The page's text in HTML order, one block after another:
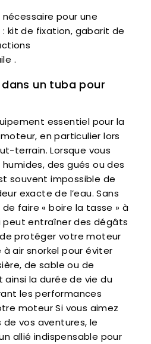
pour une
kit de fixation, gabarit de
.
un tuba pour
essentiel pour la
en particulier lors
terrain. Lorsque vous
des gués ou des
souvent impossible de
exacte de l’eau. Sans
de faire « boire la tasse » à
entraîner des dégâts
de protéger votre moteur
à air snorkel pour éviter
de sable ou de
la durée de vie du
les performances
moteur Si vous aimez
vos aventures, le
allié indispensable pour